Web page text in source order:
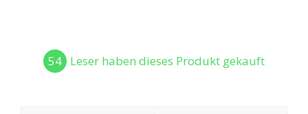
54 Leser haben dieses Produkt gekauft